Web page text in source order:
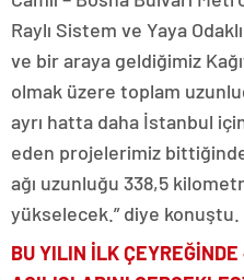
Raylı Sistem ve Yaya
ve bir araya geldiğimiz
olmak üzere toplam
ayrı hatta daha İstanbul
eden projelerimiz
ağı uzunluğu 338,5
yükselecek.” diye konuştu.
BU YILIN İLK